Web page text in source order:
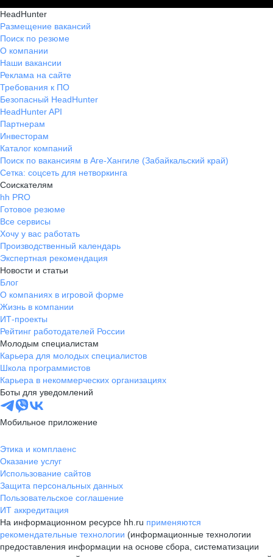
HeadHunter
Размещение вакансий
Поиск по резюме
О компании
Наши вакансии
Реклама на сайте
Требования к ПО
Безопасный HeadHunter
HeadHunter API
Партнерам
Инвесторам
Каталог компаний
Поиск по вакансиям в Аге-Хангиле (Забайкальский край)
Сетка: соцсеть для нетворкинга
Соискателям
hh PRO
Готовое резюме
Все сервисы
Хочу у вас работать
Производственный календарь
Экспертная рекомендация
Новости и статьи
Блог
О компаниях в игровой форме
Жизнь в компании
ИТ-проекты
Рейтинг работодателей России
Молодым специалистам
Карьера для молодых специалистов
Школа программистов
Карьера в некоммерческих организациях
Боты для уведомлений
Мобильное приложение
Этика и комплаенс
Оказание услуг
Использование сайтов
Защита персональных данных
Пользовательское соглашение
ИТ аккредитация
На информационном ресурсе hh.ru применяются
рекомендательные технологии (информационные технологии
предоставления информации на основе сбора, систематизации